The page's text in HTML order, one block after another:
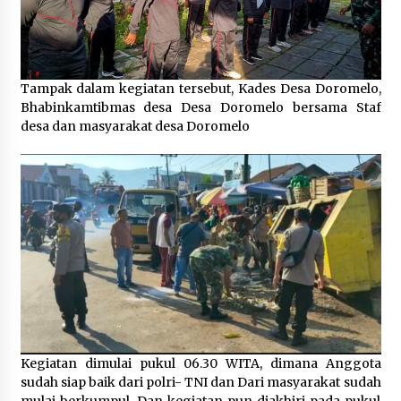
1 bulan ago
SATRESNARKOBA POLRES DOMPU AMANKAN
TERDUGA PELAKU NARKOTIKA DI KECAMATAN
KEMPO, BELASAN PAKET DIDUGA SABU DISITA
1 bulan ago
Tampak dalam kegiatan tersebut, Kades Desa Doromelo,
Bhabinkamtibmas desa Desa Doromelo bersama Staf
desa dan masyarakat desa Doromelo
Kegiatan dimulai pukul 06.30 WITA, dimana Anggota
sudah siap baik dari polri- TNI dan Dari masyarakat sudah